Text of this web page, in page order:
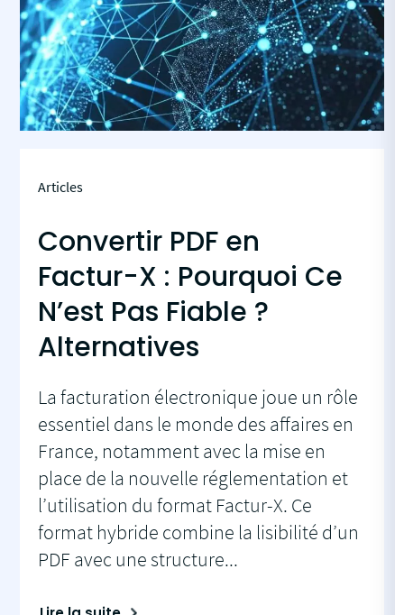
Articles
Convertir PDF en
Factur-X : Pourquoi Ce
N’est Pas Fiable ?
Alternatives
La facturation électronique joue un rôle
essentiel dans le monde des affaires en
France, notamment avec la mise en
place de la nouvelle réglementation et
l’utilisation du format Factur-X. Ce
format hybride combine la lisibilité d’un
PDF avec une structure...